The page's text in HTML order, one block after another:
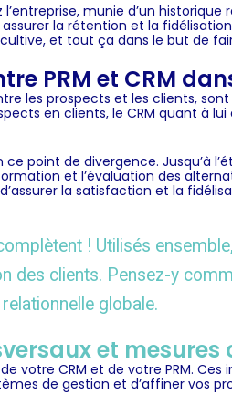
entreprise, munie d’un historique
la rétention et la fidélisation
et tout ça dans le but de
PRM et CRM
les prospects et les clients,
en clients, le CRM quant à
point de divergence. Jusqu’à
et l’évaluation des
la satisfaction et la
! Utilisés
des clients. Pensez-y
globale.
et
de votre CRM et de votre PRM.
de gestion et d’affiner vos